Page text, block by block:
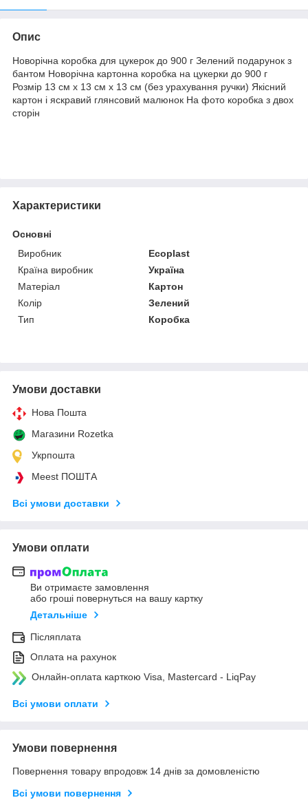
Опис
Новорічна коробка для цукерок до 900 г Зелений подарунок з
бантом Новорічна картонна коробка на цукерки до 900 г
Розмір 13 см х 13 см х 13 см (без урахування ручки) Якісний
картон і яскравий глянсовий малюнок На фото коробка з двох
сторін
Характеристики
Основні
Виробник
Ecoplast
Країна виробник
Україна
Матеріал
Картон
Колір
Зелений
Тип
Коробка
Умови доставки
Нова Пошта
Магазини Rozetka
Укрпошта
Meest ПОШТА
Всі умови доставки
Умови оплати
Ви отримаєте замовлення
або гроші повернуться на вашу картку
Детальніше
Післяплата
Оплата на рахунок
Онлайн-оплата карткою Visa, Mastercard - LiqPay
Всі умови оплати
Умови повернення
Повернення товару впродовж 14 днів за домовленістю
Всі умови повернення